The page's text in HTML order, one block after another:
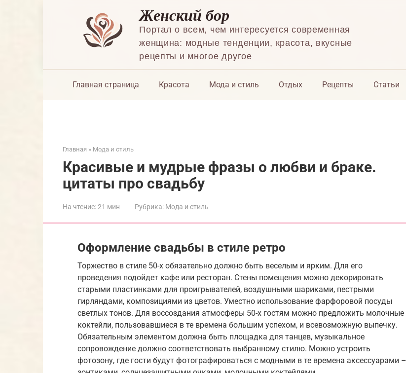
Женский бор
Портал о всем, чем интересуется современная
женщина: модные тенденции, красота, вкусные
рецепты и многое другое
Главная страница Красота Мода и стиль Отдых Рецепты Статьи
Главная » Мода и стиль
Красивые и мудрые фразы о любви и браке.
цитаты про свадьбу
На чтение:21 мин Рубрика: Мода и стиль
Оформление свадьбы в стиле ретро
Торжество в стиле 50-х обязательно должно быть веселым и ярким. Для его
проведения подойдет кафе или ресторан. Стены помещения можно декорировать
старыми пластинками для проигрывателей, воздушными шариками, пестрыми
гирляндами, композициями из цветов. Уместно использование фарфоровой посуды
светлых тонов. Для воссоздания атмосферы 50-х гостям можно предложить молочные
коктейли, пользовавшиеся в те времена большим успехом, и всевозможную выпечку.
Обязательным элементом должна быть площадка для танцев, музыкальное
сопровождение должно соответствовать выбранному стилю. Можно устроить
фотозону, где гости будут фотографироваться с модными в те времена аксессуарами –